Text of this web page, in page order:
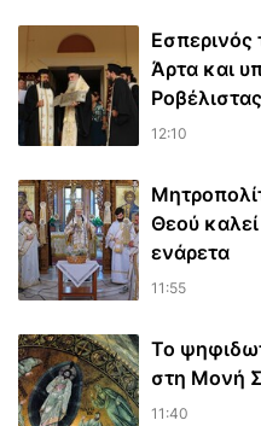
Άρτα και
Ροβέλιστας
12:10
Θεού
ενάρετα
11:55
Το
στη Μονή
11:40